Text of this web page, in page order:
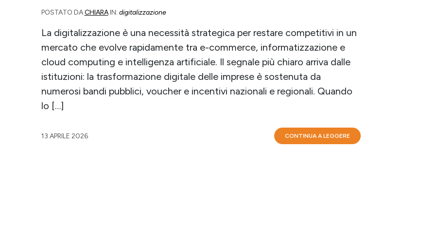
POSTATO DACHIARAIN: digitalizzazione
La digitalizzazione è una necessità strategica per restare competitivi in un
mercato che evolve rapidamente tra e-commerce, informatizzazione e
cloud computing e intelligenza artificiale. Il segnale più chiaro arriva dalle
istituzioni: la trasformazione digitale delle imprese è sostenuta da
numerosi bandi pubblici, voucher e incentivi nazionali e regionali. Quando
lo […]
13 APRILE 2026 CONTINUA A LEGGERE